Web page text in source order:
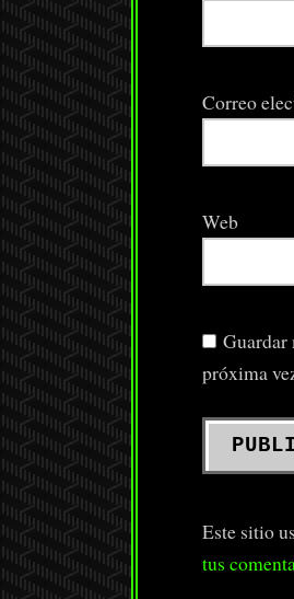
Correo
Web
Guardar
próxima
Este sitio
tus